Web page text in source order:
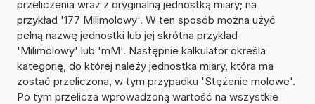
przeliczenia wraz z oryginalną jednostką miary; na
przykład '177 Milimolowy'. W ten sposób można użyć
pełną nazwę jednostki lub jej skrótna przykład
'Milimolowy' lub 'mM'. Następnie kalkulator określa
kategorię, do której należy jednostka miary, która ma
zostać przeliczona, w tym przypadku 'Stężenie molowe'.
Po tym przelicza wprowadzoną wartość na wszystkie